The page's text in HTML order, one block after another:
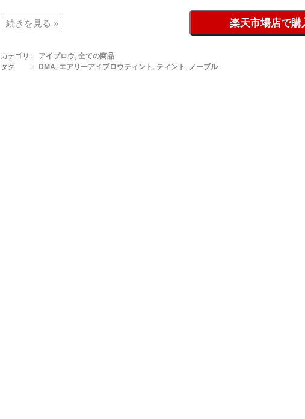
楽天市場店で購
続きを見る »
カテゴリ： アイブロウ, 全ての商品
タグ ： DMA, エアリーアイブロウティント, ティント, ノーブル